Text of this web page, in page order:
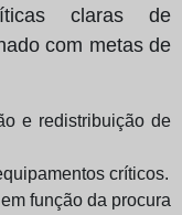
claras de
com metas de
e redistribuição de
críticos.
função da procura